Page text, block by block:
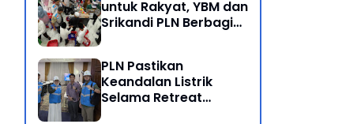
untuk Rakyat, YBM dan
Srikandi PLN Berbagi
Anak Dhuafa
PLN Pastikan
Keandalan Listrik
Selama Retreat